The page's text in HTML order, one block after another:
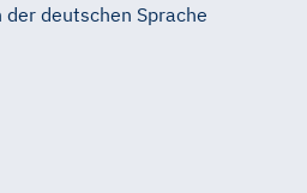
deutschen Sprache